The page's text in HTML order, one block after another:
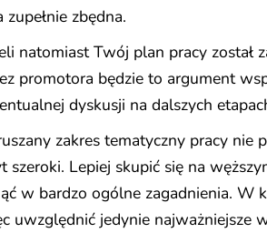
zupełnie zbędna.
natomiast Twój plan pracy został
promotora będzie to argument
dyskusji na dalszych
zakres tematyczny pracy nie
szeroki. Lepiej skupić się na
w bardzo ogólne zagadnienia. W
uwzględnić jedynie najważniejsze